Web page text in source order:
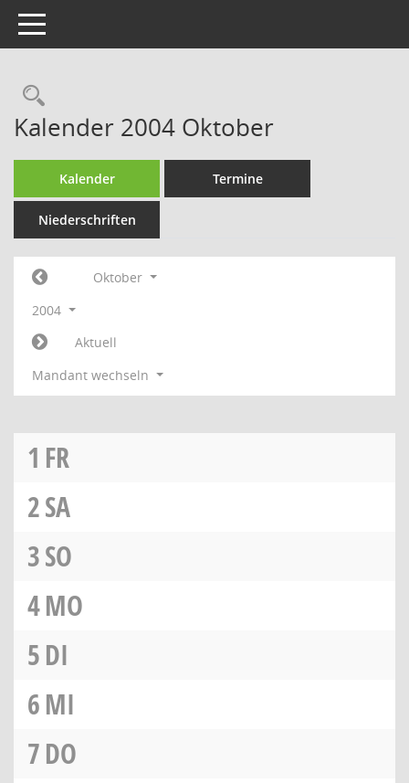
Toggle navigation
Rechercheauswahl
Kalender 2004 Oktober
Kalender Termine
Niederschriften
Oktober
2004
Aktuell
Mandant wechseln
1 FR
2SA
3SO
4MO
5DI
6MI
7DO